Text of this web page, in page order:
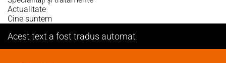
Actualitate
Cine suntem
Acest text a fost tradus automat